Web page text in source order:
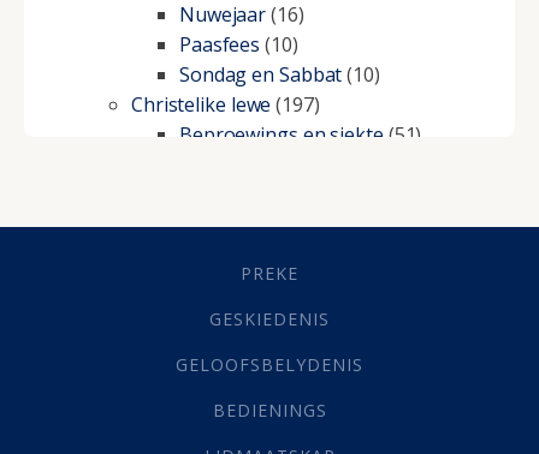
Nuwejaar(16)
Paasfees (10)
Sondag en Sabbat(10)
Christelike lewe (197)
Beproewings en siekte (51)
Geestelike Groei(10)
(21)
Grys Areas(4)
Lewensdoel(3)
Selfondersoek(1)
PREKE
GESKIEDENIS
GELOOFSBELYDENIS
BEDIENINGS